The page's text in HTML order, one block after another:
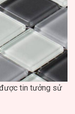
tin tưởng sử